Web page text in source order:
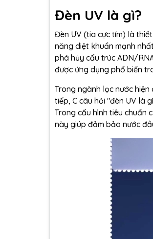
Đèn UV là gì?
Đèn UV (tia cực tím) là
năng diệt khuẩn mạnh
phá hủy cấu trúc ADN/
được ứng dụng phổ biến
Trong ngành lọc nước
tiếp, C câu hỏi "đèn UV là
Trong cấu hình tiêu chuẩn
này giúp đảm bảo nước